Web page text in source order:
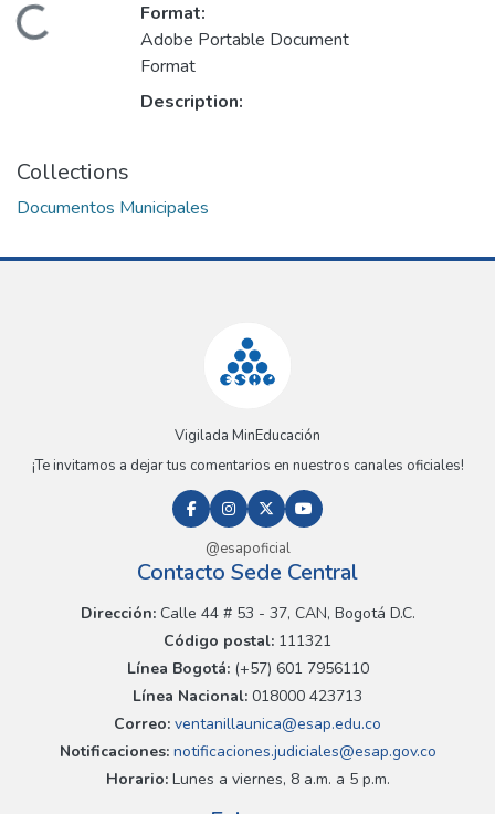
Loading...
Format:
Adobe Portable Document
Format
Description:
Collections
Documentos Municipales
Vigilada MinEducación
¡Te invitamos a dejar tus comentarios en nuestros canales oficiales!
@esapoficial
Contacto Sede Central
Dirección:Calle 44 # 53 - 37, CAN, Bogotá D.C.
Código postal: 111321
Línea Bogotá:(+57) 601 7956110
Línea Nacional: 018000 423713
Correo: ventanillaunica@esap.edu.co
Notificaciones:notificaciones.judiciales@esap.gov.co
Horario:Lunes a viernes, 8 a.m. a 5 p.m.